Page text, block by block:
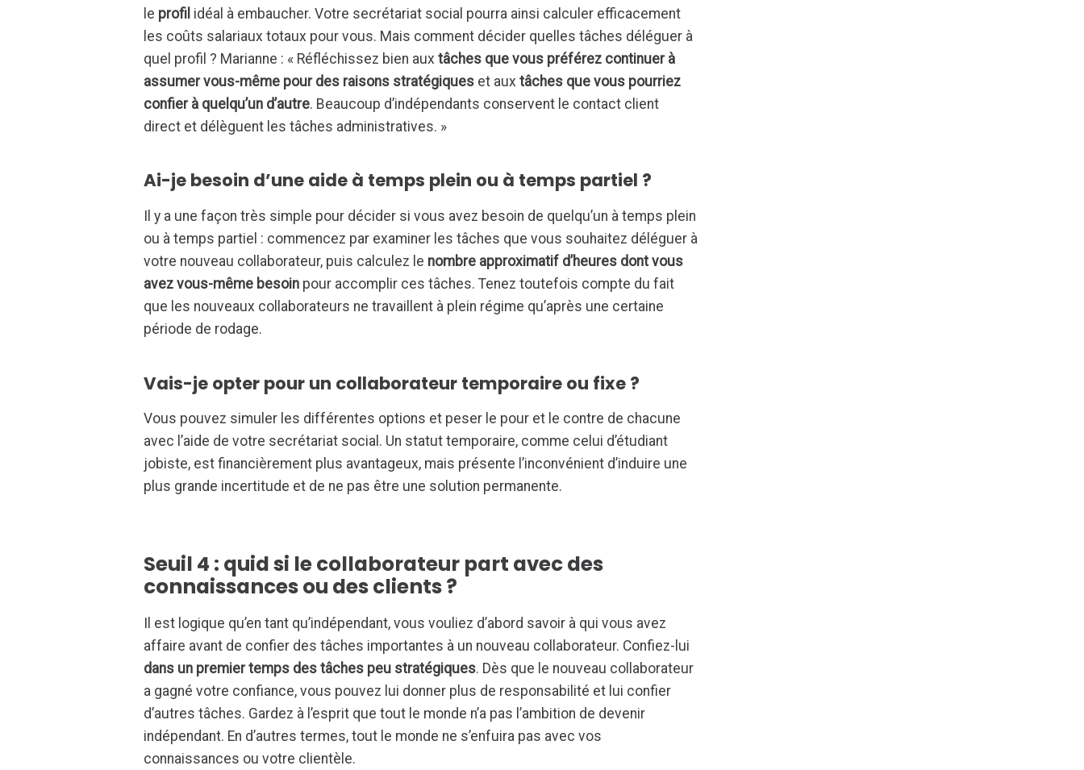
le profil idéal à embaucher. Votre secrétariat social pourra ainsi calculer efficacement
les coûts salariaux totaux pour vous. Mais comment décider quelles tâches déléguer à
quel profil ? Marianne : « Réfléchissez bien auxtâches que vous préférez continuer à
assumer vous-même pour des raisons stratégiques et auxtâches que vous pourriez
confier à quelqu’un d’autre. Beaucoup d’indépendants conservent le contact client
direct et délèguent les tâches administratives. »
Ai-je besoin d’une aide à temps plein ou à temps partiel ?
Il y a une façon très simple pour décider si vous avez besoin de quelqu’un à temps plein
ou à temps partiel : commencez par examiner les tâches que vous souhaitez déléguer à
votre nouveau collaborateur, puis calculez le nombre approximatif d’heures dont vous
avez vous-même besoin pour accomplir ces tâches. Tenez toutefois compte du fait
que les nouveaux collaborateurs ne travaillent à plein régime qu’après une certaine
période de rodage.
Vais-je opter pour un collaborateur temporaire ou fixe ?
Vous pouvez simuler les différentes options et peser le pour et le contre de chacune
avec l’aide de votre secrétariat social. Un statut temporaire, comme celui d’étudiant
jobiste, est financièrement plus avantageux, mais présente l’inconvénient d’induire une
plus grande incertitude et de ne pas être une solution permanente.
Seuil 4 : quid si le collaborateur part avec des
connaissances ou des clients ?
Il est logique qu’en tant qu’indépendant, vous vouliez d’abord savoir à qui vous avez
affaire avant de confier des tâches importantes à un nouveau collaborateur. Confiez-lui
dans un premier temps des tâches peu stratégiques. Dès que le nouveau collaborateur
a gagné votre confiance, vous pouvez lui donner plus de responsabilité et lui confier
d’autres tâches. Gardez à l’esprit que tout le monde n’a pas l’ambition de devenir
indépendant. En d’autres termes, tout le monde ne s’enfuira pas avec vos
connaissances ou votre clientèle.